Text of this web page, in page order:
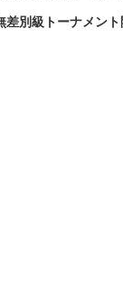
別級トーナメン